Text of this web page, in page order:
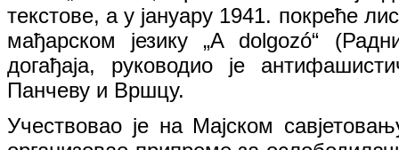
текстове, а у јануару 1941. покреће
мађарском језику „A dolgozó“
догађаја, руководио је
Панчеву и Вршцу.
Учествовао је на Мајском